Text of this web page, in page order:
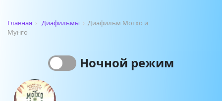
Главная › Диафильмы › Диафильм Мотхо и
Мунго
Ночной режим